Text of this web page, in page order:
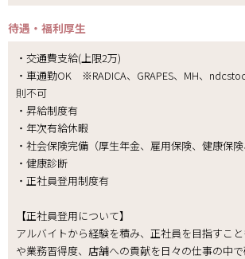
待遇・福利厚生
・交通費支給(上限2万)
・車通勤OK ※RADICA、GRAPES、MH、
則不可
・昇給制度有
・年次有給休暇
・社会保険完備（厚生年金、雇用保険、健康保険
・健康診断
・正社員登用制度有
【正社員登用について】
アルバイトから経験を積み、正社員を目指すこ
や業務習得度、店舗への貢献を日々の仕事の中